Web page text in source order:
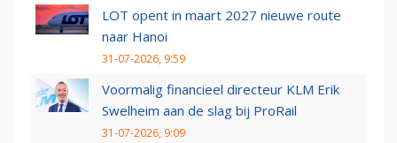
LOT opent in maart 2027 nieuwe route
naar Hanoi
31-07-2026, 9:59
Voormalig financieel directeur KLM Erik
Swelheim aan de slag bij ProRail
31-07-2026, 9:09